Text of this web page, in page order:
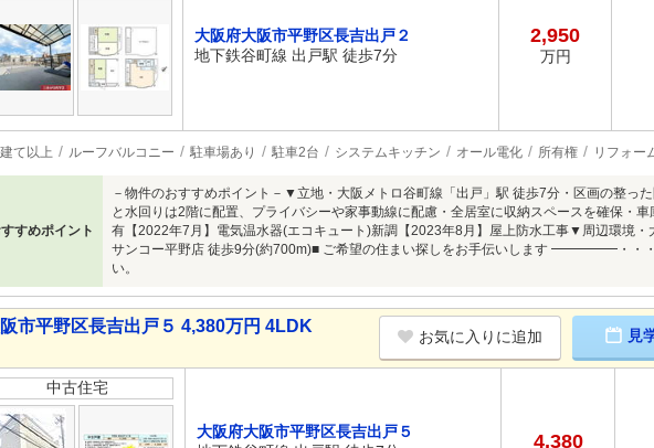
大阪府大阪市平野区長吉出戸２
地下鉄谷町線 出戸駅 徒歩7分
2,950
万円
て以上 ルーフバルコニー 駐車場あり 駐車2台 システムキッチン オール電化 所有権 リフォー
すめポイント
－物件のおすすめポイント－▼立地・大阪メトロ谷町線「出戸」駅 徒歩7分・区画の整っ
と水回りは2階に配置、プライバシーや家事動線に配慮・全居室に収納スペースを確保・
有【2022年7月】電気温水器(エコキュート)新調【2023年8月】屋上防水工事▼周辺環境
サンコー平野店 徒歩9分(約700m)■ ご希望の住まい探しをお手伝いします ━━━━━・・
い。
市平野区長吉出戸５ 4,380万円 4LDK
お気に入りに追加 見
中古住宅
大阪府大阪市平野区長吉出戸５
4,380